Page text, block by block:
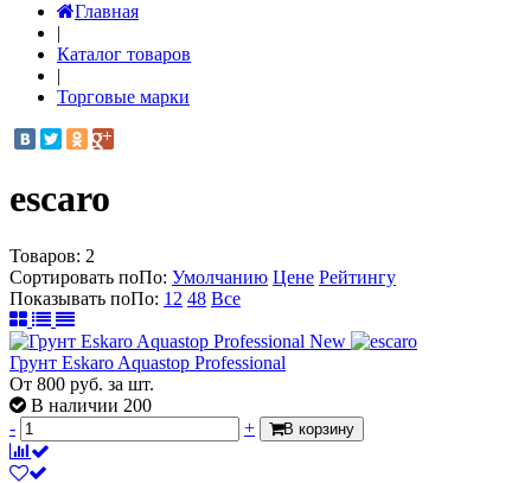
Главная
|
Каталог товаров
|
Торговые марки
escaro
Товаров: 2
Сортировать поПо: Умолчанию Цене Рейтингу
Показывать поПо: 12 48 Все
New
Грунт Eskaro Aquastop Professional
От 800 руб. за шт.
В наличии 200
-
+ В корзину